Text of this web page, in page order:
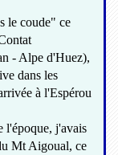
le coude" ce
- Alpe d'Huez),
dans les
à l'Espérou
l'époque, j'avais
Mt Aigoual, ce